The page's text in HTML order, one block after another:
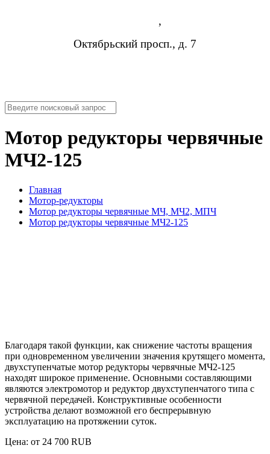
,
Октябрьский просп., д. 7
Мотор редукторы червячные
МЧ2-125
Главная
Мотор-редукторы
Мотор редукторы червячные МЧ, МЧ2, МПЧ
Мотор редукторы червячные МЧ2-125
Благодаря такой функции, как снижение частоты вращения
при одновременном увеличении значения крутящего момента,
двухступенчатые мотор редукторы червячные МЧ2-125
находят широкое применение. Основными составляющими
являются электромотор и редуктор двухступенчатого типа с
червячной передачей. Конструктивные особенности
устройства делают возможной его беспрерывную
эксплуатацию на протяжении суток.
Цена: от 24 700 RUB